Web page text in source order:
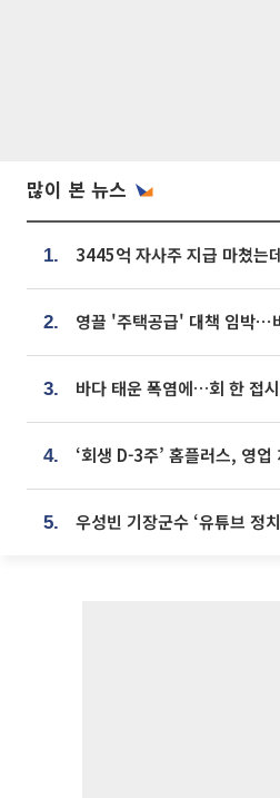
많이 본 뉴스
1.
2.
3. 바다 태운 폭염에…회 한 접시
4.
5.